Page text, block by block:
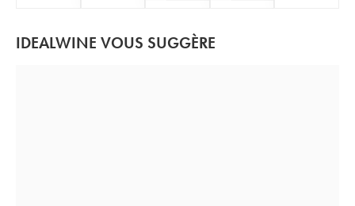
IDEALWINE VOUS SUGGÈRE